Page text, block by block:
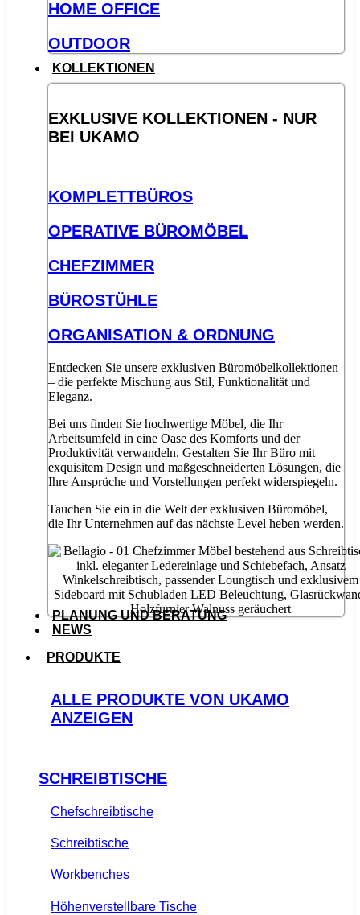
HOME OFFICE
OUTDOOR
KOLLEKTIONEN
EXKLUSIVE KOLLEKTIONEN - NUR
BEI UKAMO
KOMPLETTBÜROS
OPERATIVE BÜROMÖBEL
CHEFZIMMER
BÜROSTÜHLE
ORGANISATION & ORDNUNG
Entdecken Sie unsere exklusiven Büromöbelkollektionen
– die perfekte Mischung aus Stil, Funktionalität und
Eleganz.
Bei uns finden Sie hochwertige Möbel, die Ihr
Arbeitsumfeld in eine Oase des Komforts und der
Produktivität verwandeln. Gestalten Sie Ihr Büro mit
exquisitem Design und maßgeschneiderten Lösungen, die
Ihre Ansprüche und Vorstellungen perfekt widerspiegeln.
Tauchen Sie ein in die Welt der exklusiven Büromöbel,
die Ihr Unternehmen auf das nächste Level heben werden.
PLANUNG UND BERATUNG
NEWS
PRODUKTE
ALLE PRODUKTE VON UKAMO
ANZEIGEN
SCHREIBTISCHE
Chefschreibtische
Schreibtische
Workbenches
Höhenverstellbare Tische